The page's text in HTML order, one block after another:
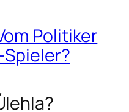
Politiker